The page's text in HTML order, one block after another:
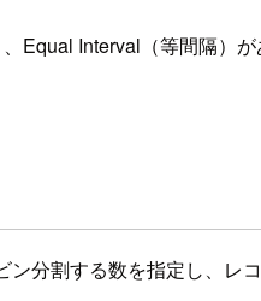
Equal Interval（等間隔
分割する数を指定し、レ